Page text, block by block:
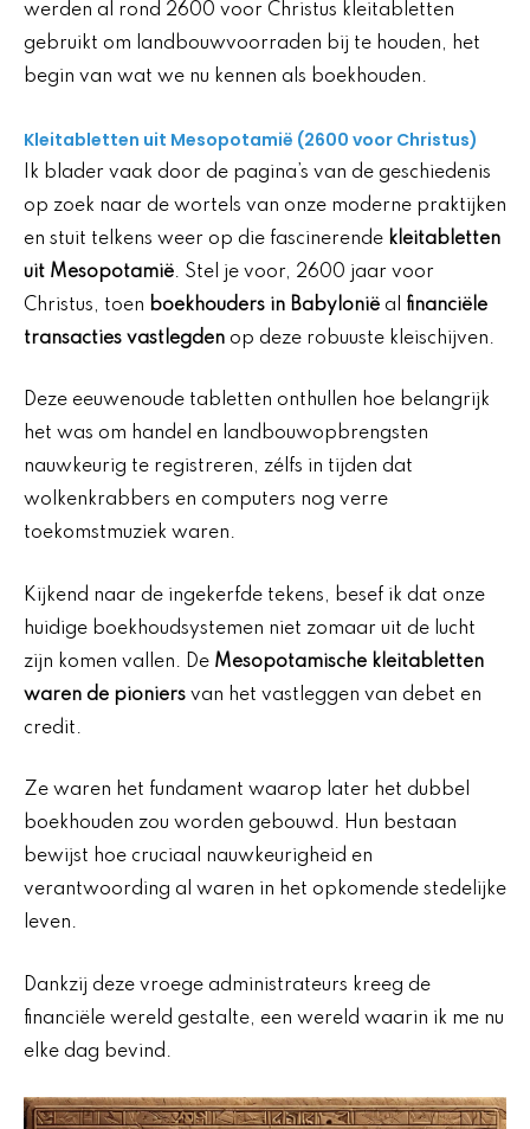
werden al rond 2600 voor Christus kleitabletten
gebruikt om landbouwvoorraden bij te houden, het
begin van wat we nu kennen als boekhouden.
Kleitabletten uit Mesopotamië (2600 voor Christus)
Ik blader vaak door de pagina’s van de geschiedenis
op zoek naar de wortels van onze moderne praktijken
en stuit telkens weer op die fascinerende kleitabletten
uit Mesopotamië. Stel je voor, 2600 jaar voor
Christus, toen boekhouders in Babylonië al financiële
transacties vastlegden op deze robuuste kleischijven.
Deze eeuwenoude tabletten onthullen hoe belangrijk
het was om handel en landbouwopbrengsten
nauwkeurig te registreren, zélfs in tijden dat
wolkenkrabbers en computers nog verre
toekomstmuziek waren.
Kijkend naar de ingekerfde tekens, besef ik dat onze
huidige boekhoudsystemen niet zomaar uit de lucht
zijn komen vallen. De Mesopotamische kleitabletten
waren de pioniers van het vastleggen van debet en
credit.
Ze waren het fundament waarop later het dubbel
boekhouden zou worden gebouwd. Hun bestaan
bewijst hoe cruciaal nauwkeurigheid en
verantwoording al waren in het opkomende stedelijke
leven.
Dankzij deze vroege administrateurs kreeg de
financiële wereld gestalte, een wereld waarin ik me nu
elke dag bevind.